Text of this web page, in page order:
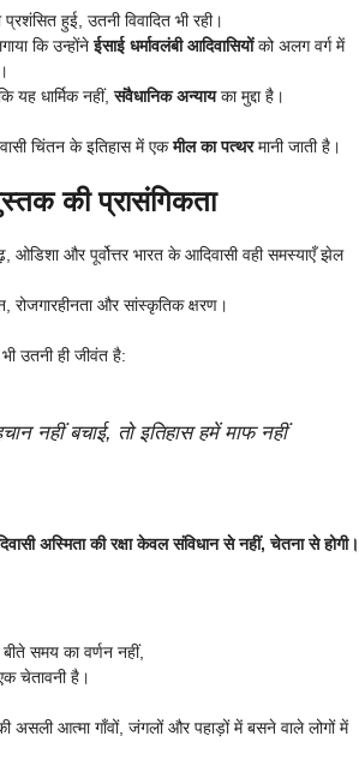
प्रशंसित हुई, उतनी विवादित भी रही।
कि उन्होंनेईसाई धर्मावलंबी आदिवासियोंको अलग वर्ग में
यह धार्मिक नहीं,संवैधानिक अन्यायका मुद्दा है।
चिंतन के इतिहास में एकमील का पत्थरमानी जाती है।
की प्रासंगिकता
और पूर्वोत्तर भारत के आदिवासी वही समस्याएँ झेल
रोजगारहीनता और सांस्कृतिक क्षरण।
उतनी ही जीवंत है:
नहीं बचाई, तो इतिहास हमें माफ नहीं
अस्मिता की रक्षा केवल संविधान से नहीं, चेतना से होगी।
समय का वर्णन नहीं,
चेतावनी है।
असली आत्मा गाँवों, जंगलों और पहाड़ों में बसने वाले लोगों में